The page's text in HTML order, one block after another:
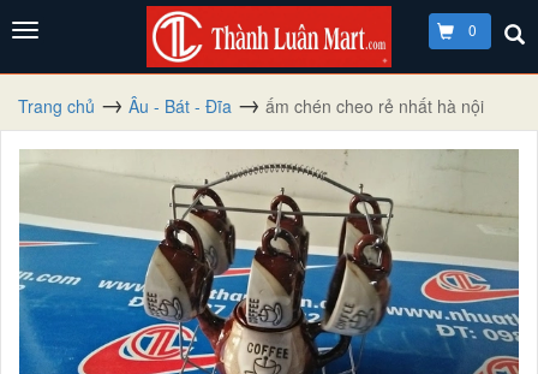
0
Trang chủ Âu - Bát - Đĩa ấm chén cheo rẻ nhất hà nội